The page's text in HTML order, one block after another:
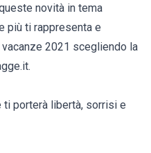
novità in tema
più ti rappresenta e
2021 scegliendo la
porterà libertà, sorrisi e